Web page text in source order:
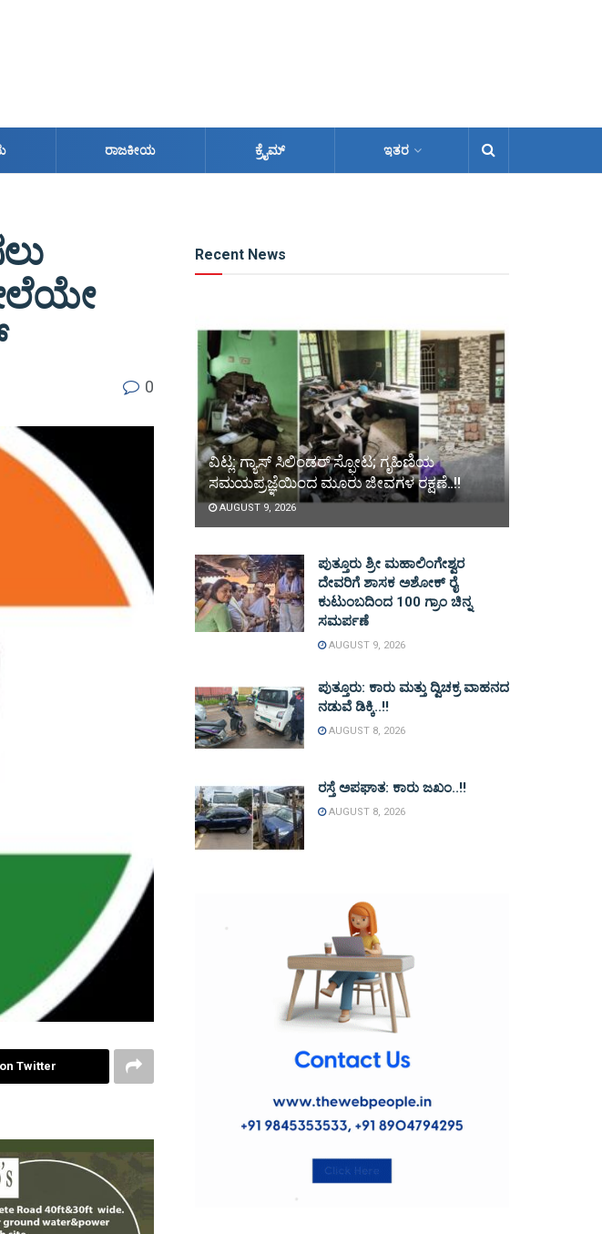
ರಾಜಕೀಯ ಕ್ರೈಮ್ ಇತರ
0
Twitter
Recent News
ವಿಟ್ಲ: ಗ್ಯಾಸ್ ಸಿಲಿಂಡರ್ ಸ್ಫೋಟ; ಗೃಹಿಣಿಯ
ಸಮಯಪ್ರಜ್ಞೆಯಿಂದ ಮೂರು ಜೀವಗಳ ರಕ್ಷಣೆ..!!
AUGUST 9, 2026
ಪುತ್ತೂರು ಶ್ರೀ ಮಹಾಲಿಂಗೇಶ್ವರ
ದೇವರಿಗೆ ಶಾಸಕ ಅಶೋಕ್ ರೈ
ಕುಟುಂಬದಿಂದ 100 ಗ್ರಾಂ ಚಿನ್ನ
ಸಮರ್ಪಣೆ
AUGUST 9, 2026
ಪುತ್ತೂರು: ಕಾರು ಮತ್ತು ದ್ವಿಚಕ್ರ ವಾಹನದ
ನಡುವೆ ಡಿಕ್ಕಿ..!!
AUGUST 8, 2026
ರಸ್ತೆ ಅಪಘಾತ: ಕಾರು ಜಖಂ..!!
AUGUST 8, 2026